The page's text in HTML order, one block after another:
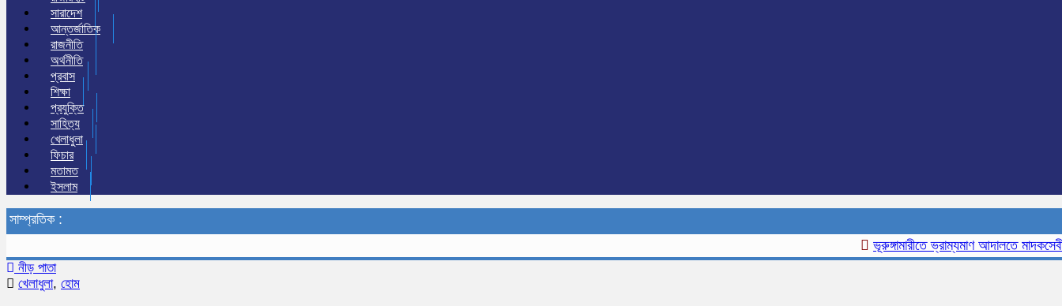
সারাদেশ
আন্তর্জাতিক
রাজনীতি
অর্থনীতি
প্রবাস
শিক্ষা
প্রযুক্তি
সাহিত্য
খেলাধুলা
ফিচার
মতামত
ইসলাম
সাম্প্রতিক :
ভূরুঙ্গামারীতে ভ্রাম্যমাণ আদালতে মাদকসেবীর
নীড় পাতা
খেলাধুলা, হোম